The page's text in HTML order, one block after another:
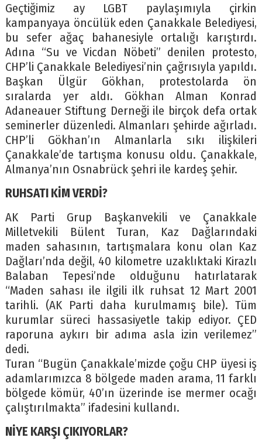
Geçtiğimiz ay LGBT paylaşımıyla çirkin
kampanyaya öncülük eden Çanakkale Belediyesi,
bu sefer ağaç bahanesiyle ortalığı karıştırdı.
Adına “Su ve Vicdan Nöbeti” denilen protesto,
CHP’li Çanakkale Belediyesi’nin çağrısıyla yapıldı.
Başkan Ülgür Gökhan, protestolarda ön
sıralarda yer aldı. Gökhan Alman Konrad
Adaneauer Stiftung Derneği ile birçok defa ortak
seminerler düzenledi. Almanları şehirde ağırladı.
CHP’li Gökhan’ın Almanlarla sıkı ilişkileri
Çanakkale’de tartışma konusu oldu. Çanakkale,
Almanya’nın Osnabrück şehri ile kardeş şehir.
RUHSATI KİM VERDİ?
AK Parti Grup Başkanvekili ve Çanakkale
Milletvekili Bülent Turan, Kaz Dağlarındaki
maden sahasının, tartışmalara konu olan Kaz
Dağları’nda değil, 40 kilometre uzaklıktaki Kirazlı
Balaban Tepesi’nde olduğunu hatırlatarak
“Maden sahası ile ilgili ilk ruhsat 12 Mart 2001
tarihli. (AK Parti daha kurulmamış bile). Tüm
kurumlar süreci hassasiyetle takip ediyor. ÇED
raporuna aykırı bir adıma asla izin verilemez”
dedi.
Turan “Bugün Çanakkale’mizde çoğu CHP üyesi iş
adamlarımızca 8 bölgede maden arama, 11 farklı
bölgede kömür, 40’ın üzerinde ise mermer ocağı
çalıştırılmakta” ifadesini kullandı.
NİYE KARŞI ÇIKIYORLAR?